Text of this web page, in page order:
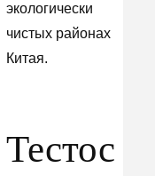
экологически
чистых районах
Китая.
Тестос